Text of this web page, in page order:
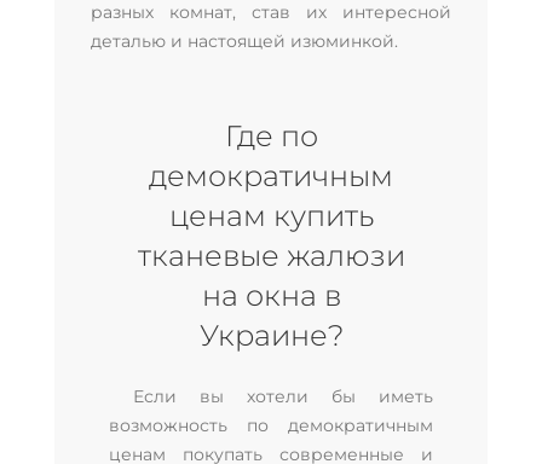
разных комнат, став их интересной
деталью и настоящей изюминкой.
Где по
демократичным
ценам купить
тканевые жалюзи
на окна в
Украине?
Если вы хотели бы иметь
возможность по демократичным
ценам покупать современные и